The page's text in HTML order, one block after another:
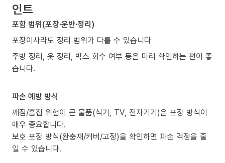
인트
포함 범위(포장·운반·정리)
포장이사라도 정리 범위가 다를 수 있습니다
주방 정리, 옷 정리, 박스 회수 여부 등은 미리 확인하는 편이 좋
습니다.
파손 예방 방식
깨짐/흠집 위험이 큰 물품(식기, TV, 전자기기)은 포장 방식이
매우 중요합니다.
보호 포장 방식(완충재/커버/고정)을 확인하면 파손 걱정을 줄
일 수 있습니다.